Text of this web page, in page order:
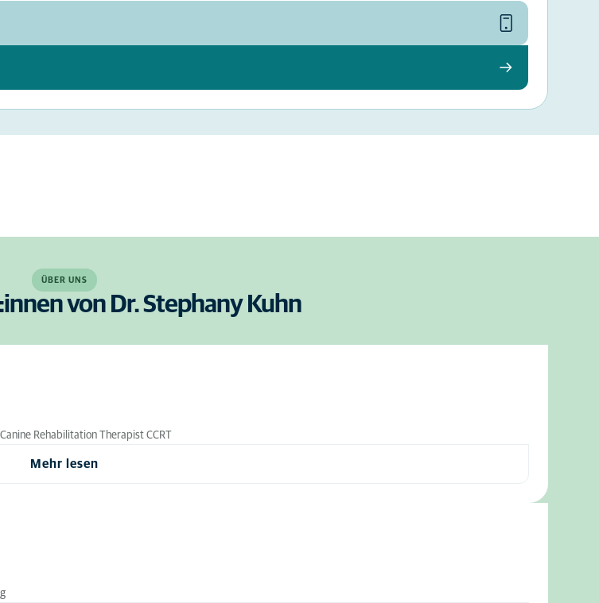
ÜBER UNS
von Dr. Stephany Kuhn
Rehabilitation Therapist CCRT
Mehr lesen